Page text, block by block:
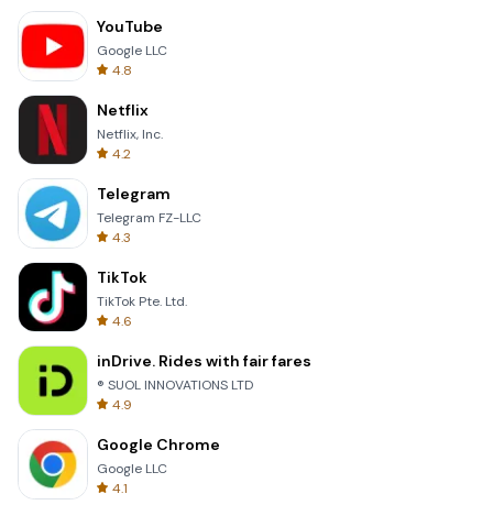
YouTube
Google LLC
4.8
Netflix
Netflix, Inc.
4.2
Telegram
Telegram FZ-LLC
4.3
TikTok
TikTok Pte. Ltd.
4.6
inDrive. Rides with fair fares
® SUOL INNOVATIONS LTD
4.9
Google Chrome
Google LLC
4.1